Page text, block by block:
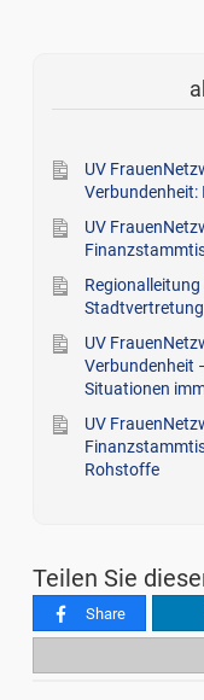
UV
Verbundenheit:
UV
UV
Verbundenheit
Situationen
UV
Rohstoffe
Teilen Sie
Share